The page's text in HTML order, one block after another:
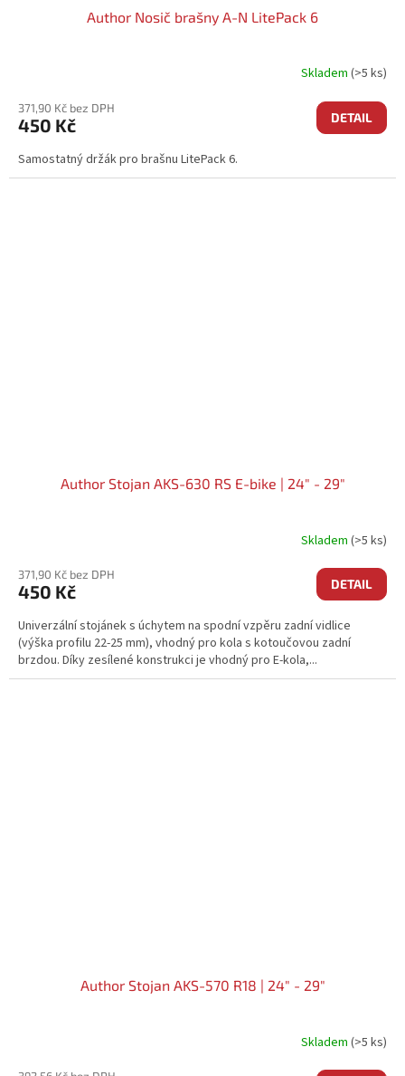
Author Nosič brašny A-N LitePack 6
Skladem (>5 ks)
371,90 Kč bez DPH
450 Kč DETAIL
Samostatný držák pro brašnu LitePack 6.
Author Stojan AKS-630 RS E-bike | 24" - 29"
Skladem (>5 ks)
371,90 Kč bez DPH
450 Kč DETAIL
Univerzální stojánek s úchytem na spodní vzpěru zadní vidlice
(výška profilu 22-25 mm), vhodný pro kola s kotoučovou zadní
brzdou. Díky zesílené konstrukci je vhodný pro E-kola,...
Author Stojan AKS-570 R18 | 24" - 29"
Skladem (>5 ks)